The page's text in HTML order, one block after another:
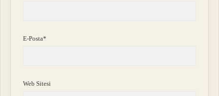
E-Posta*
Web Sitesi